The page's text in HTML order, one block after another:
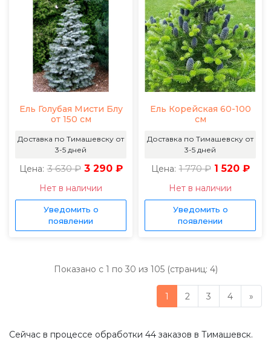
Ель Голубая Мисти Блу
от 150 см
Доставка по Тимашевску от
3-5 дней
Цена: 3 630 ₽ 3 290 ₽
Нет в наличии
Уведомить о
появлении
Ель Корейская 60-100
см
Доставка по Тимашевску от
3-5 дней
Цена: 1 770 ₽ 1 520 ₽
Нет в наличии
Уведомить о
появлении
Показано с 1 по 30 из 105 (страниц: 4)
1 2 3 4 »
Сейчас в процессе обработки 44 заказов в Тимашевск.